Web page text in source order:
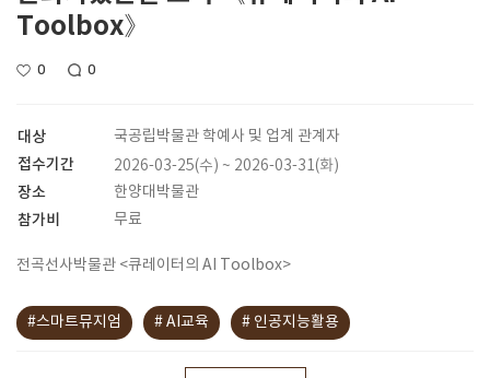
Toolbox》
0 0
대상 국공립박물관 학예사 및 업계 관계자
접수기간 2026-03-25(수) ~ 2026-03-31(화)
장소 한양대박물관
참가비 무료
전곡선사박물관 <큐레이터의 AI Toolbox>
#스마트뮤지엄 # AI교육 # 인공지능활용